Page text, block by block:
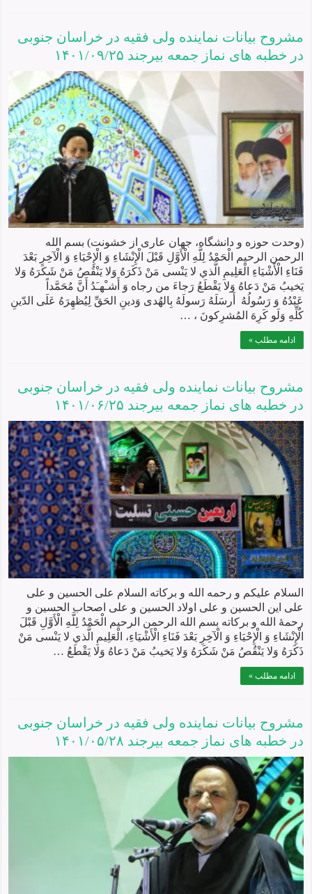
مشروح بیانات نماينده ولی فقيه در خراسان جنوبی
در خطبه های نماز جمعه بيرجند ۱۴۰۱/۰۹/۲۵
(وحدت حوزه و دانشگاه، جهان عاری از خشونت) بسم الله
الرحمن الرحیم الْحَمْدُ لِلَّهِ الْأَوَّلِ قَبْلَ الْإِنْشَاءِ وَ الْإِحْيَاءِ وَ الْآخِرِ بَعْدَ
فَنَاءِ الْأَشْيَاءِ الْعَلِيمِ الَّذي لا يَنْسى مَنْ ذَكَرَهُ وَلا يَنْقُصُ مَنْ شَكَرَهُ وَلا
يَخيبُ مَنْ دَعاهُ وَلا يَقْطَعُ رَجاءَ من رجاه وَ أَشـْهـَدُ أَنَّ مُحَمَّداً
عَبْدُهُ وَ رَسُولُهُ أَرسَلَهُ رَسولَهُ بِالهُدى وَدينِ الحَقِّ لِيُظهِرَهُ عَلَى الدّينِ
كُلِّهِ وَلَو كَرِهَ المُشرِكونَ ، …
ادامه مطلب »
مشروح بیانات نماينده ولی فقيه در خراسان جنوبی
در خطبه های نماز جمعه بيرجند ۱۴۰۱/۰۶/۲۵
السلام علیکم و رحمه الله و برکاته السلام علی الحسین و علی
علی این الحسین و علی اولاد الحسین و علی اصحاب الحسین و
رحمۀ الله و برکاته بسم الله الرحمن الرحیم الْحَمْدُ لِلَّهِ الْأَوَّلِ قَبْلَ
الْإِنْشَاءِ وَ الْإِحْيَاءِ وَ الْآخِرِ بَعْدَ فَنَاءِ الْأَشْيَاءِ، الْعَلِيمِ الَّذي لا يَنْسى مَنْ
ذَكَرَهُ وَلا يَنْقُصُ مَنْ شَكَرَهُ وَلا يَخيبُ مَنْ دَعاهُ وَلا يَقْطَعُ …
ادامه مطلب »
مشروح بیانات نماينده ولی فقيه در خراسان جنوبی
در خطبه های نماز جمعه بيرجند ۱۴۰۱/۰۵/۲۸